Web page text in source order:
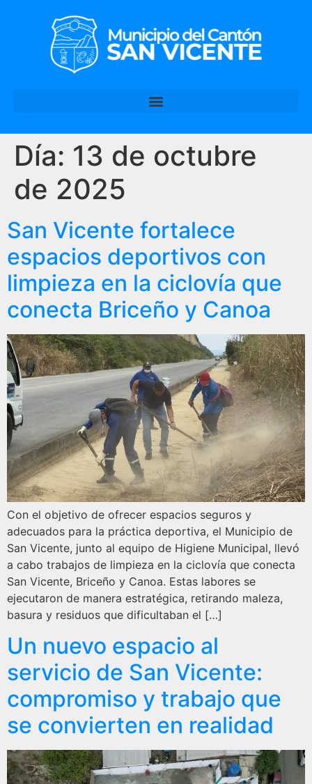
Día: 13 de octubre
de 2025
San Vicente fortalece
espacios deportivos con
limpieza en la ciclovía que
conecta Briceño y Canoa
Con el objetivo de ofrecer espacios seguros y
adecuados para la práctica deportiva, el Municipio de
San Vicente, junto al equipo de Higiene Municipal, llevó
a cabo trabajos de limpieza en la ciclovía que conecta
San Vicente, Briceño y Canoa. Estas labores se
ejecutaron de manera estratégica, retirando maleza,
basura y residuos que dificultaban el […]
Un nuevo espacio al
servicio de San Vicente:
compromiso y trabajo que
se convierten en realidad